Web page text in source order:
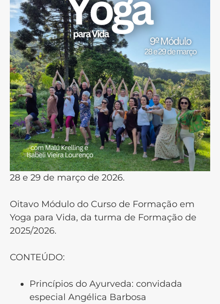
28 e 29 de março de 2026.
Oitavo Módulo do Curso de Formação em
Yoga para Vida, da turma de Formação de
2025/2026.
CONTEÚDO:
Princípios do Ayurveda: convidada
especial Angélica Barbosa